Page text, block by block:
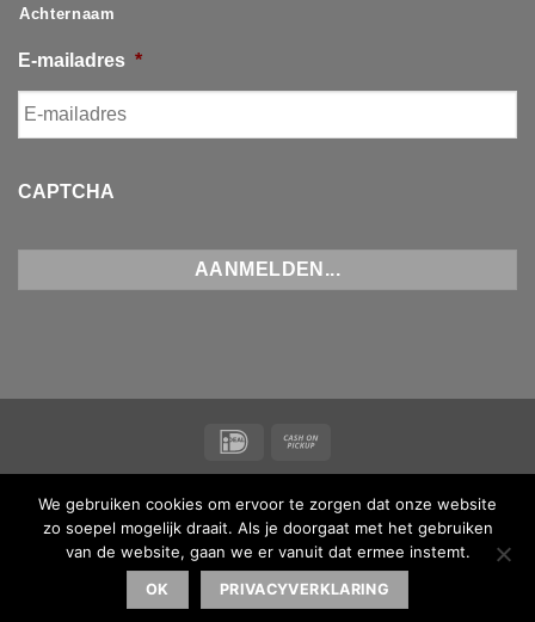
Achternaam
E-mailadres *
CAPTCHA
IDeal
Copyright 2026 ©Koi Maas & Waal| BTW-nummer
NL001873238B16 |
We gebruiken cookies om ervoor te zorgen dat onze website
zo soepel mogelijk draait. Als je doorgaat met het gebruiken
van de website, gaan we er vanuit dat ermee instemt.
OK PRIVACYVERKLARING